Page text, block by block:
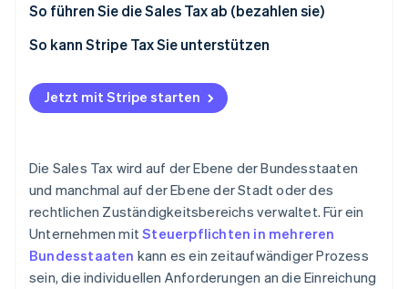
Erfahren Sie, wie Stripe Lösungen für die
Jetzt ansehen
So führen Sie die Sales Tax ab (bezahlen sie)
So kann Stripe Tax Sie unterstützen
Jetzt mit Stripe starten
Die Sales Tax wird auf der Ebene der Bundesstaaten
und manchmal auf der Ebene der Stadt oder des
rechtlichen Zuständigkeitsbereichs verwaltet. Für ein
Unternehmen mitSteuerpflichten in mehreren
Bundesstaaten kann es ein zeitaufwändiger Prozess
sein, die individuellen Anforderungen an die Einreichung